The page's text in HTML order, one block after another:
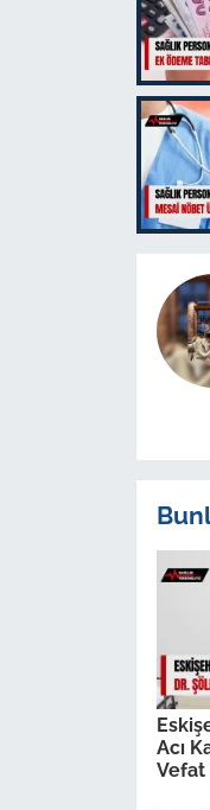
Acı
Vefat